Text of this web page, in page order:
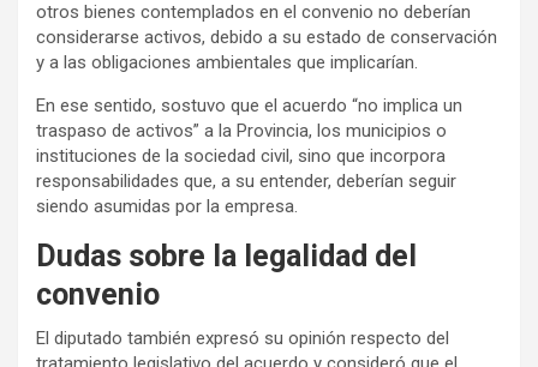
otros bienes contemplados en el convenio no deberían
considerarse activos, debido a su estado de conservación
y a las obligaciones ambientales que implicarían.
En ese sentido, sostuvo que el acuerdo “no implica un
traspaso de activos” a la Provincia, los municipios o
instituciones de la sociedad civil, sino que incorpora
responsabilidades que, a su entender, deberían seguir
siendo asumidas por la empresa.
Dudas sobre la legalidad del
convenio
El diputado también expresó su opinión respecto del